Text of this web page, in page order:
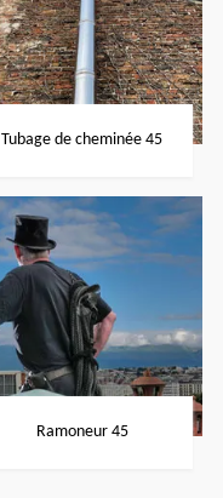
Tubage de cheminée 45
Ramoneur 45